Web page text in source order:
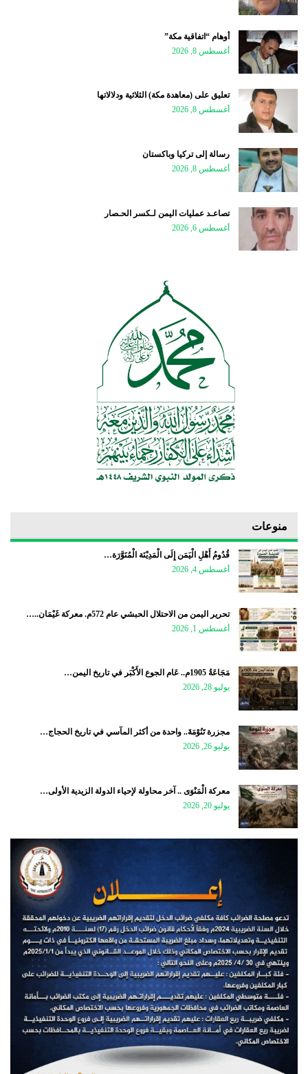
أوهام “اتفاقية مكة”
أغسطس 8, 2026
تعليق على (معاهدة مكة) الثلاثية ودلالاتها
أغسطس 8, 2026
رسالة إلى تركيا وباكستان
أغسطس 8, 2026
تصاعـد عمليات اليمن لـكسر الحـصار
أغسطس 6, 2026
منوعات
قُدُومُ أَهْلِ الْيَمَن إِلَى الْمَدِيْنَة الْمُنَوَّرَة…
أغسطس 4, 2026
تحرير اليمن من الاحتلال الحبشي عام 572م. معركة غَيْمَان..…
أغسطس 1, 2026
مَجَاعَةُ 1905م.. عَام الجوع الأَكْبَر في تاريخ اليمن…
يوليو 28, 2026
مجزرة تَنُوْمَةَ.. واحدة من أكثر المآسي في تاريخ الحجاج…
يوليو 26, 2026
معركة الْمَنْوَى .. آخر محاولة لإحياء الدولة الزيدية الأولى…
يوليو 20, 2026